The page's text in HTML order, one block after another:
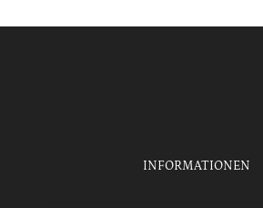
INFORMATIONEN